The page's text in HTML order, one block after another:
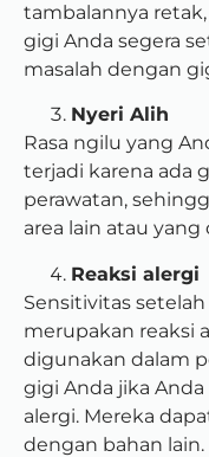
tambalannya
gigi Anda segera
masalah dengan
Nyeri Alih
Rasa ngilu yang
terjadi karena ada
perawatan,
area lain atau
Reaksi alergi
Sensitivitas
merupakan reaksi
digunakan dalam
gigi Anda jika
alergi. Mereka
dengan bahan lain.